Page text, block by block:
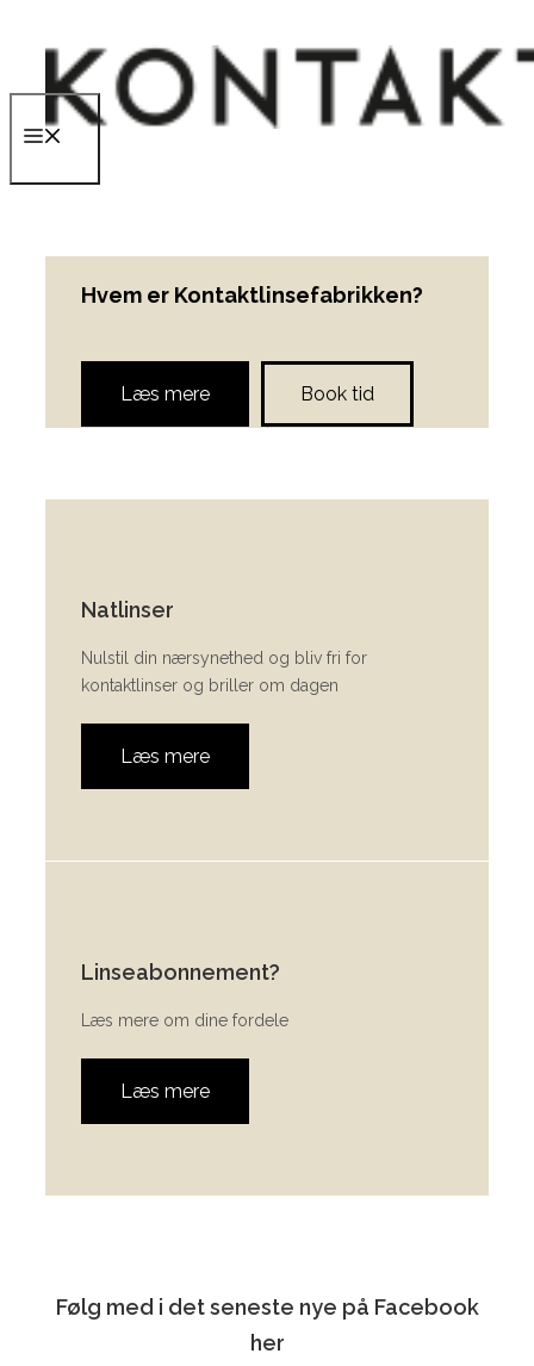
indhold
Hvem er Kontaktlinsefabrikken?
Læs mere Book tid
Natlinser
Nulstil din nærsynethed og bliv fri for
kontaktlinser og briller om dagen
Læs mere
Linseabonnement?
Læs mere om dine fordele
Læs mere
Følg med i det seneste nye på Facebook
her